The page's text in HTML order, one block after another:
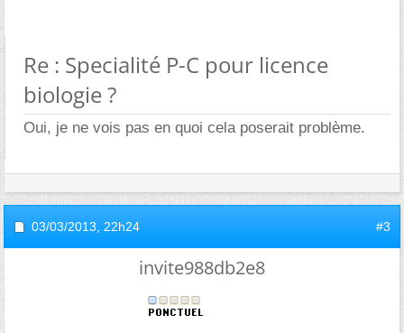
Re : Specialité P-C pour licence
biologie ?
Oui, je ne vois pas en quoi cela poserait problème.
03/03/2013, 22h24 #3
invite988db2e8